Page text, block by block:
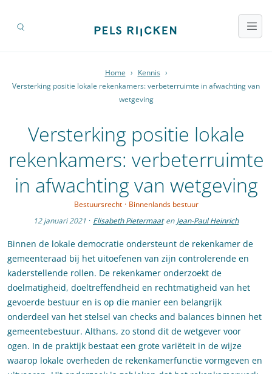
Home › Kennis ›
Versterking positie lokale rekenkamers: verbeterruimte in afwachting van
wetgeving
Versterking positie lokale
rekenkamers: verbeterruimte
in afwachting van wetgeving
Bestuursrecht · Binnenlands bestuur
12 januari 2021 · Elisabeth Pietermaat en Jean-Paul Heinrich
Binnen de lokale democratie ondersteunt de rekenkamer de
gemeenteraad bij het uitoefenen van zijn controlerende en
kaderstellende rollen. De rekenkamer onderzoekt de
doelmatigheid, doeltreffendheid en rechtmatigheid van het
gevoerde bestuur en is op die manier een belangrijk
onderdeel van het stelsel van checks and balances binnen het
gemeentebestuur. Althans, zo stond dit de wetgever voor
ogen. In de praktijk bestaat een grote variëteit in de wijze
waarop lokale overheden de rekenkamerfunctie vormgeven en